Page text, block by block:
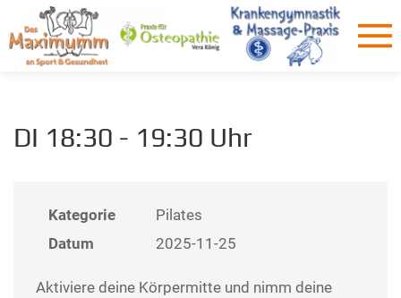
DI 18:30 - 19:30 Uhr
Kategorie
Pilates
Datum
2025-11-25
Aktiviere deine Körpermitte und nimm deine